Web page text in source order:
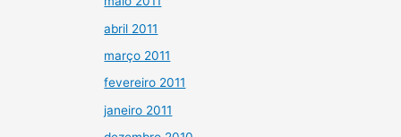
abril 2011
março 2011
fevereiro 2011
janeiro 2011